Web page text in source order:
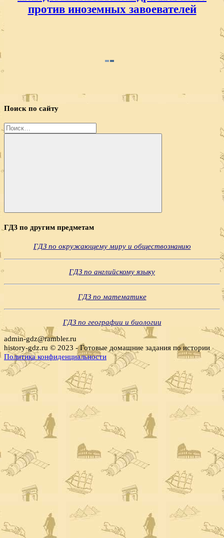
против иноземных завоевателей
Поиск по сайту
Найти:
Поиск
ГДЗ по другим предметам
ГДЗ по окружающему миру и обществознанию
ГДЗ по английскому языку
ГДЗ по математике
ГДЗ по географии и биологии
admin-gdz@rambler.ru
history-gdz.ru © 2023 - Готовые домашние задания по истории
Политика конфиденциальности